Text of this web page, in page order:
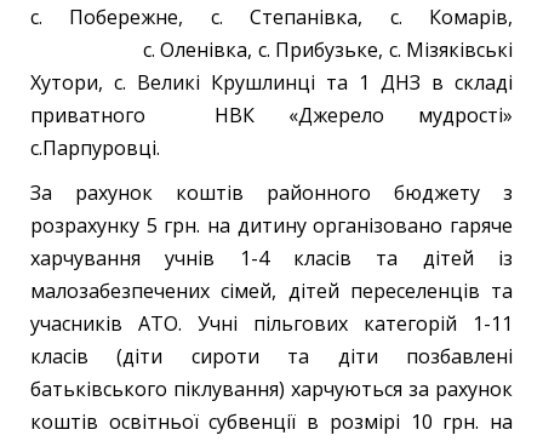
с. Побережне, с. Степанівка, с. Комарів,
с. Оленівка, с. Прибузьке, с. Мізяківські
Хутори, с. Великі Крушлинці та 1 ДНЗ в складі
приватного НВК «Джерело мудрості»
с.Парпуровці.
За рахунок коштів районного бюджету з
розрахунку 5 грн. на дитину організовано гаряче
харчування учнів 1-4 класів та дітей із
малозабезпечених сімей, дітей переселенців та
учасників АТО. Учні пільгових категорій 1-11
класів (діти сироти та діти позбавлені
батьківського піклування) харчуються за рахунок
коштів освітньої субвенції в розмірі 10 грн. на